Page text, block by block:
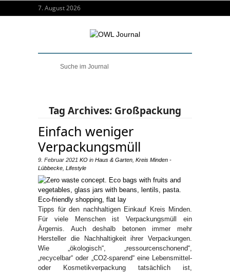
7. August 2026
Tag Archives: Großpackung
Einfach weniger
Verpackungsmüll
9. Februar 2021 KO in Haus & Garten Kreis Minden -
Lübbecke Lifestyle
Tipps für den nachhaltigen Einkauf Kreis Minden.
Für viele Menschen ist Verpackungsmüll ein
Ärgernis. Auch deshalb betonen immer mehr
Hersteller die Nachhaltigkeit ihrer Verpackungen.
Wie „ökologisch“, „ressourcenschonend“,
„recycelbar“ oder „CO2-sparend“ eine Lebensmittel-
oder Kosmetikverpackung tatsächlich ist,